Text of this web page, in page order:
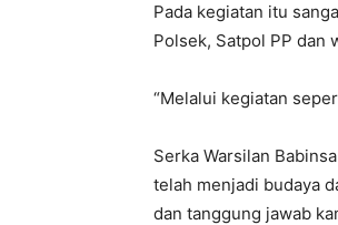
Pada kegiatan itu
Polsek, Satpol PP dan
“Melalui kegiatan
Serka Warsilan
telah menjadi budaya
dan tanggung jawab